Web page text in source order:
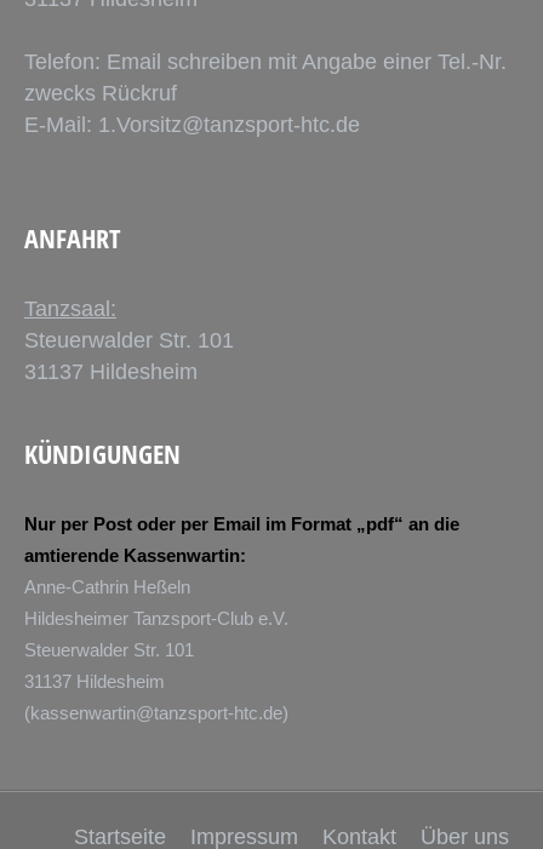
Telefon: Email schreiben mit Angabe einer Tel.-Nr.
zwecks Rückruf
E-Mail: 1.Vorsitz@tanzsport-htc.de
ANFAHRT
Tanzsaal:
Steuerwalder Str. 101
31137 Hildesheim
KÜNDIGUNGEN
Nur per Post oder per Email im Format „pdf“ an die
amtierende Kassenwartin:
Anne-Cathrin Heßeln
Hildesheimer Tanzsport-Club e.V.
Steuerwalder Str. 101
31137 Hildesheim
(kassenwartin@tanzsport-htc.de)
Startseite Impressum Kontakt Über uns